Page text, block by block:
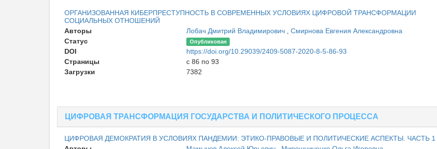
ОРГАНИЗОВАННАЯ КИБЕРПРЕСТУПНОСТЬ В СОВРЕМЕННЫХ УСЛОВИЯХ ЦИФРОВОЙ ТРАНСФОРМАЦИИ
СОЦИАЛЬНЫХ ОТНОШЕНИЙ
Авторы
Лобач Дмитрий Владимирович
Смирнова Евгения Александровна
Статус
Опубликован
DOI
https://doi.org/10.29039/2409-5087-2020-8-5-86-93
Страницы
с 86 по 93
Загрузки
7382
ЦИФРОВАЯ ТРАНСФОРМАЦИЯ ГОСУДАРСТВА И ПОЛИТИЧЕСКОГО ПРОЦЕССА
ЦИФРОВАЯ ДЕМОКРАТИЯ В УСЛОВИЯХ ПАНДЕМИИ: ЭТИКО-ПРАВОВЫЕ И ПОЛИТИЧЕСКИЕ АСПЕКТЫ. ЧАСТЬ 1